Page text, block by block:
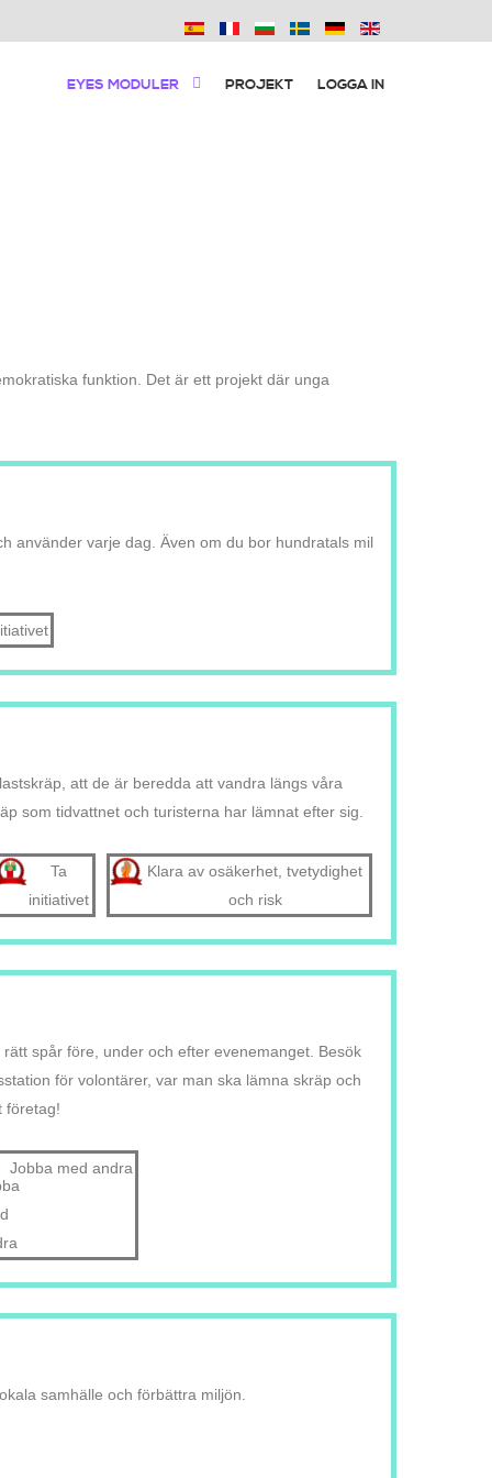
EYES MODULER PROJEKT LOGGA IN
funktion. Det är ett projekt där unga
använder varje dag. Även om du bor hundratals mil
att de är beredda att vandra längs våra
som tidvattnet och turisterna har lämnat efter sig.
Ta
initiativet
Klara av osäkerhet, tvetydighet
och risk
spår före, under och efter evenemanget. Besök
för volontärer, var man ska lämna skräp och
företag!
Jobba med andra
samhälle och förbättra miljön.